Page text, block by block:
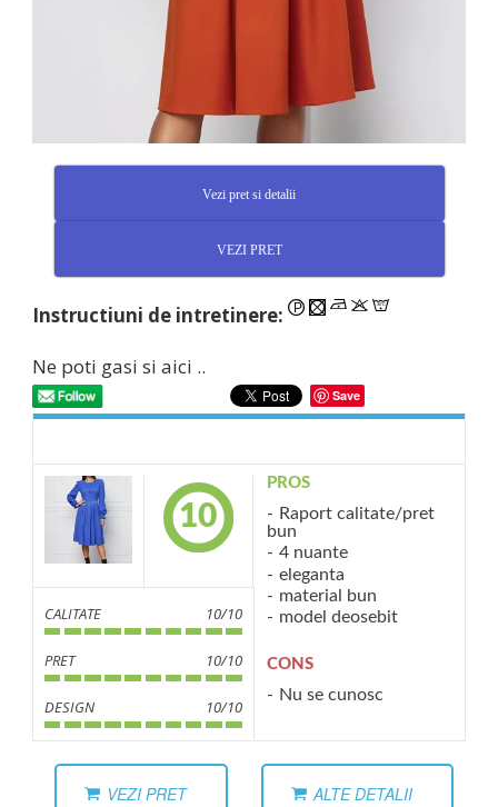
Vezi pret si detalii
VEZI PRET
Instructiuni de intretinere:
Ne poti gasi si aici ..
Save
10
CALITATE 10/10
PRET 10/10
DESIGN 10/10
PROS
Raport calitate/pret
bun
4 nuante
eleganta
material bun
model deosebit
CONS
Nu se cunosc
VEZI PRET ALTE DETALII